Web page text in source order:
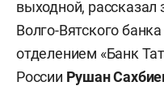
выходной, рассказал
Волго-Вятского
отделением «Банк
России Рушан